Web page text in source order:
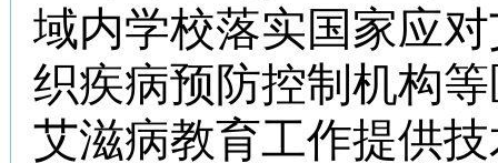
域内学校落实国家应
织疾病预防控制机构
艾滋病教育工作提供